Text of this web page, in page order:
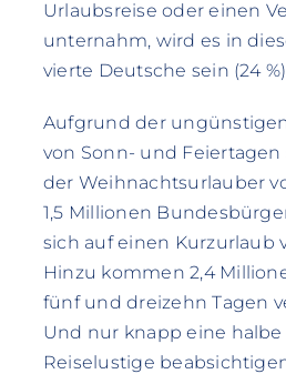
Urlaubsreise oder einen
unternahm, wird es in
vierte Deutsche sein (24
Aufgrund der
von Sonn- und
der Weihnachtsurlauber
1,5 Millionen
sich auf einen Kurzurlaub
Hinzu kommen 2,4
fünf und dreizehn Tagen
Und nur knapp eine halbe
Reiselustige